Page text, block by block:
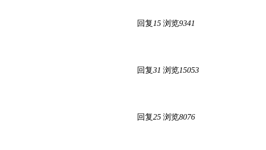
回复15 浏览9341
回复31 浏览15053
回复25 浏览8076